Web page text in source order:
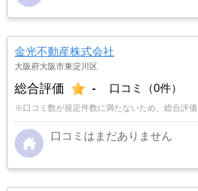
金光不動産株式会社
大阪府大阪市東淀川区
総合評価 - 口コミ（0件）
※口コミ数が規定件数に満たないため、総合評価
口コミはまだありません